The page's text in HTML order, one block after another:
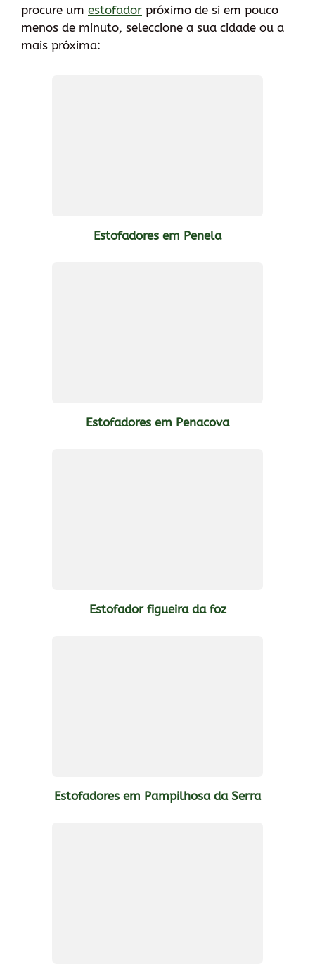
procure um estofador próximo de si em pouco
menos de minuto, seleccione a sua cidade ou a
mais próxima:
Estofadores em Penela
Estofadores em Penacova
Estofador figueira da foz
Estofadores em Pampilhosa da Serra